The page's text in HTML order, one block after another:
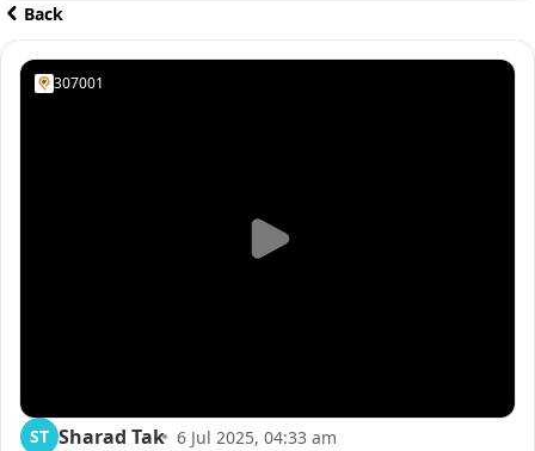
Back
307001
ST Sharad Tak 6 Jul 2025, 04:33 am